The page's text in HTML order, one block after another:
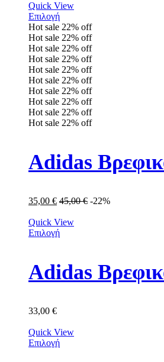
Quick View
Επιλογή
Hot sale 22% off
Hot sale 22% off
Hot sale 22% off
Hot sale 22% off
Hot sale 22% off
Hot sale 22% off
Hot sale 22% off
Hot sale 22% off
Hot sale 22% off
Hot sale 22% off
Adidas
35,00 € 45,00€ -22%
Quick View
Επιλογή
Adidas
33,00 €
Quick View
Επιλογή